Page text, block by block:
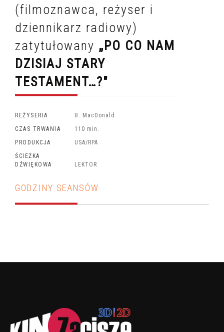
(filmoznawca, reżyser i
dziennikarz radiowy)
zatytułowany „PO CO NAM
DZISIAJ STARY
TESTAMENT…?"
REŻYSERIA
B. MacDonald
CZAS TRWANIA
110 min.
PRODUKCJA
USA/RPA
ŚCIEŻKA
DŹWIĘKOWA
LEKTOR
GODZINY SEANSÓW